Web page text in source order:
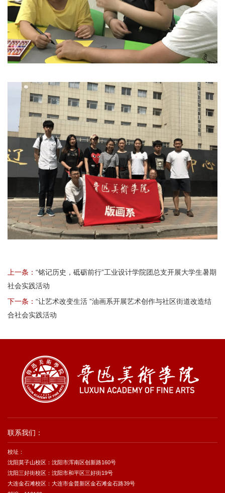
上一条： “铭记历史，砥砺前行”工业设计学院团总支开展大学生暑期
社会实践活动
下一条： “让艺术改变生活 ”油画系开展艺术创作与社区街道改造结
合社会实践活动
联系我们：
校址：
沈阳莫子山校区：沈阳市浑南区创新路160号
沈阳三好街校区：沈阳市和平区三好街19号
大连金石滩校区：大连市金普新区金石滩金石路39号